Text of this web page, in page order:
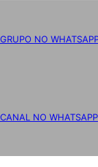
GRUPO NO
CANAL NO WHATSAPP